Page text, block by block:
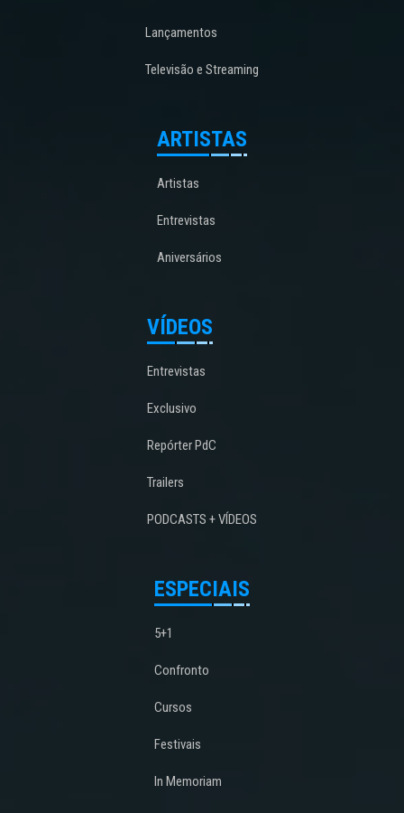
Lançamentos
Televisão e Streaming
ARTISTAS
Artistas
Entrevistas
Aniversários
VÍDEOS
Entrevistas
Exclusivo
Repórter PdC
Trailers
PODCASTS + VÍDEOS
ESPECIAIS
5+1
Confronto
Cursos
Festivais
In Memoriam